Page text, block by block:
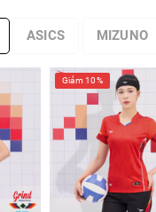
ASICS MIZUNO
Giảm 10%